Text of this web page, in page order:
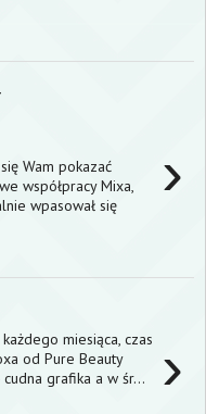
›
Wam pokazać
współpracy Mixa,
wpasował się
›
miesiąca, czas
od Pure Beauty
cudna grafika a w śr...